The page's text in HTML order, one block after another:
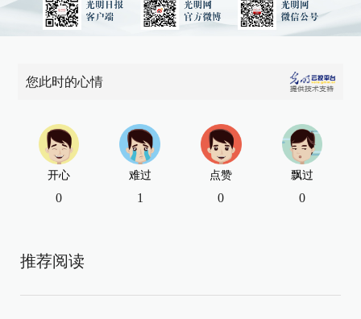
您此时的心情
开心
0
难过
1
点赞
0
飘过
0
推荐阅读